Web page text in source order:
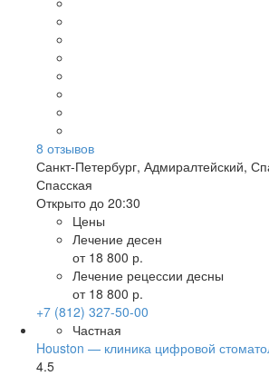
8 отзывов
Санкт-Петербург, Адмиралтейский,
Спасская
Открыто до 20:30
Цены
Лечение десен
от 18 800 р.
Лечение рецессии десны
от 18 800 р.
+7 (812) 327-50-00
Частная
Houston — клиника цифровой
4.5